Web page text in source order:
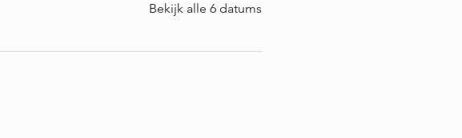
Bekijk alle 6 datums